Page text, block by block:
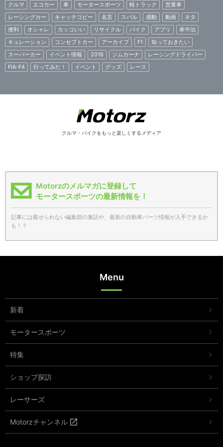
クルマ エコカー 車 モータースポーツ 軽トラック
営業車
レーシングカー
キャッチコピー 名言 スバル 感動 動画
ネタ
便利
オシャレ カッコいい リサイクル バイク アプリ
車中泊
キュレーション
コンセプトカー アーカイブ F1
知っておきたい
スーパーカー
イベント情報 2016 ジムカーナ
レーシングドライバー
FIA-F4
行ってみた！ イベント グッズ レース
クルマ・バイクをもっと楽しくするメディア
Motorzのメルマガに登録して
モータースポーツの最新情報を！
記事には載せられない編集部の裏話や、最新の自動車パーツ情報が入手できるか
も！？
Menu
新着
モータースポーツ
特集
ショップ探訪
レーサーズ
Motorzチャンネル